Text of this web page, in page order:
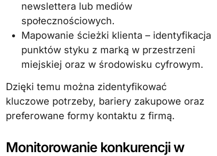
newslettera lub mediów
społecznościowych.
Mapowanie ścieżki klienta – identyfikacja
punktów styku z marką w przestrzeni
miejskiej oraz w środowisku cyfrowym.
Dzięki temu można zidentyfikować
kluczowe potrzeby, bariery zakupowe oraz
preferowane formy kontaktu z firmą.
Monitorowanie konkurencji w